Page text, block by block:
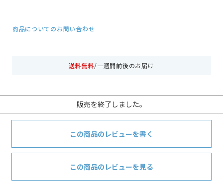
商品についてのお問い合わせ
送料無料/一週間前後のお届け
販売を終了しました。
この商品のレビューを書く
この商品のレビューを見る